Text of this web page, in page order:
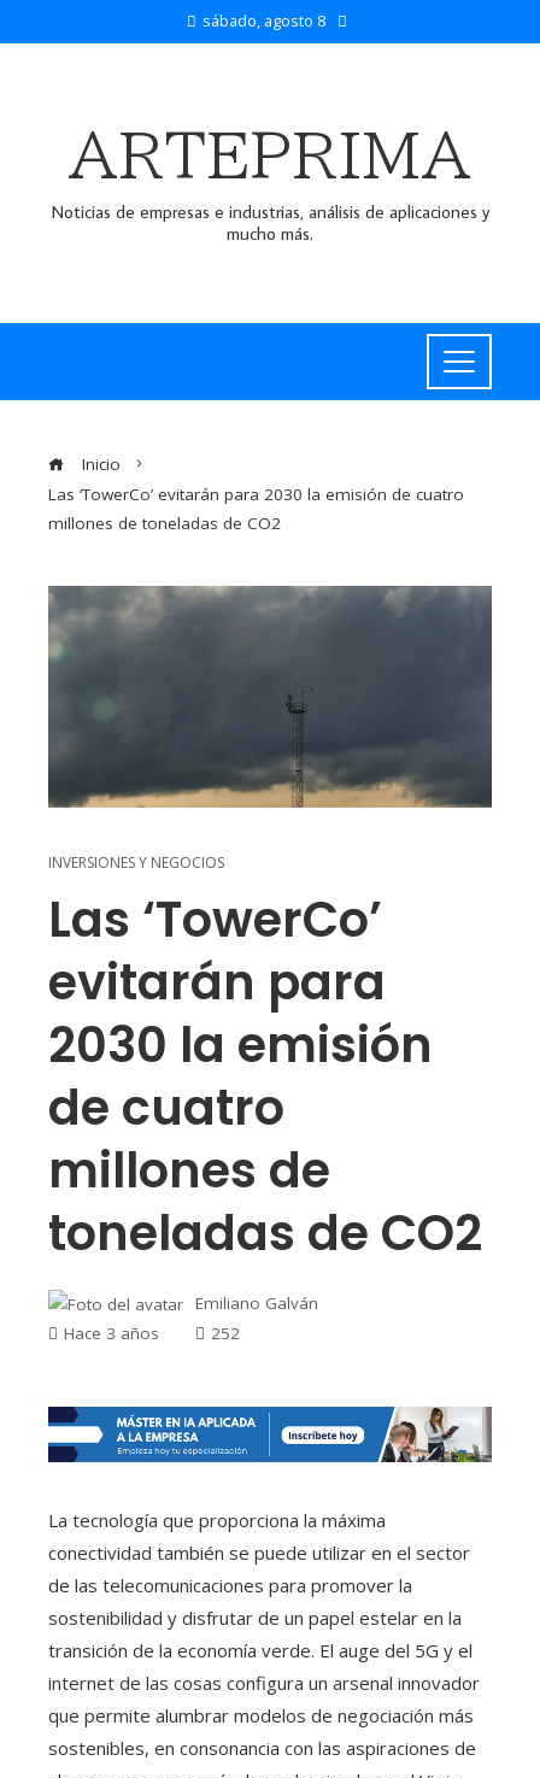
sábado, agosto 8
ARTEPRIMA
Noticias de empresas e industrias, análisis de aplicaciones y
mucho más.
Inicio
Las ‘TowerCo’ evitarán para 2030 la emisión de cuatro
millones de toneladas de CO2
INVERSIONES Y NEGOCIOS
Las ‘TowerCo’
evitarán para
2030 la emisión
de cuatro
millones de
toneladas de CO2
Emiliano Galván
Hace 3 años
252
La tecnología que proporciona la máxima
conectividad también se puede utilizar en el sector
de las telecomunicaciones para promover la
sostenibilidad y disfrutar de un papel estelar en la
transición de la economía verde. El auge del 5G y el
internet de las cosas configura un arsenal innovador
que permite alumbrar modelos de negociación más
sostenibles, en consonancia con las aspiraciones de